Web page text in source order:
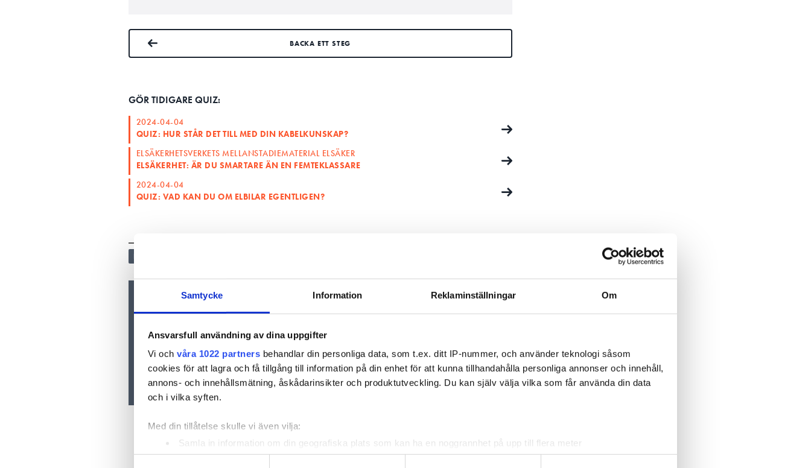
Samtycke Information Reklaminställningar Om
Ansvarsfull användning av dina uppgifter
Vi och våra 1022 partners behandlar din personliga data, som t.ex. ditt IP-nummer, och använder teknologi såsom
cookies för att lagra och få tillgång till information på din enhet för att kunna tillhandahålla personliga annonser och innehåll,
annons- och innehållsmätning, åskådarinsikter och produktutveckling. Du kan själv välja vilka som får använda din data
och i vilka syften.
Med din tillåtelse skulle vi även vilja:
Samla in information om din geografiska plats som kan ha en noggrannhet på upp till flera meter
Identifiera din enhet genom att aktivt skanna den för specifika kännetecken (fingeravtryck)
BACKA ETT STEG
GÖR TIDIGARE QUIZ:
2024-04-04
QUIZ: HUR STÅR DET TILL MED DIN KABELKUNSKAP?
ELSÄKERHETSVERKETS MELLANSTADIEMATERIAL ELSÄKER
ELSÄKERHET: ÄR DU SMARTARE ÄN EN FEMTEKLASSARE
2024-04-04
QUIZ: VAD KAN DU OM ELBILAR EGENTLIGEN?
inkorgen